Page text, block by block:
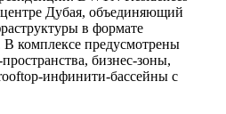
Дубая, объединяющий
в формате
комплексе предусмотрены
бизнес-зоны,
инфинити-бассейны с